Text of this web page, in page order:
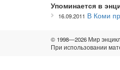
Упоминается в
16.09.2011 В Коми
© 1998—2026 Мир
При использовании